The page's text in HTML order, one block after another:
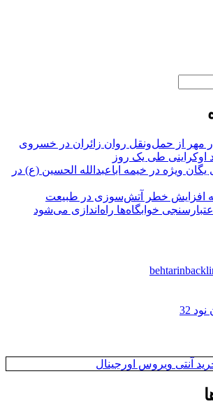
مهر از حمل‌ونقل روان زائران در خسروی
ویژه در خیمه اباعبدالله الحسین (ع) در
افزایش خطر آتش‌سوزی در طبیعت
خوابگاه‌ها راه‌اندازی می‌شود
32
آنتی ویروس اورجینال